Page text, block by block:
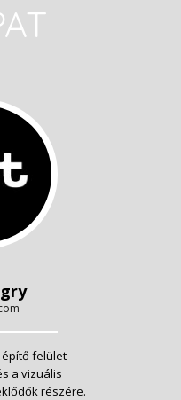
felület
a vizuális
részére.